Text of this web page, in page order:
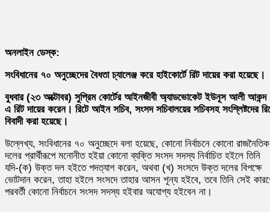
অনলাইন ডেস্ক:
সংবিধানের ৭০ অনুচ্ছেদের বৈধতা চ্যালেঞ্জ করে হাইকোর্টে রিট দায়ের করা হয়েছে।
বুধবার (২৩ অক্টোবর) সুপ্রিম কোর্টের আইনজীবী অ্যাডভোকেট ইউনূস আলী আকন্দ
এ রিট দায়ের করেন। রিটে আইন সচিব, সংসদ সচিবালয়ের সচিবসহ সংশ্লিষ্টদের
বিবাদী করা হয়েছে।
উল্লেখ্য, সংবিধানের ৭০ অনুচ্ছেদে বলা হয়েছে, কোনো নির্বাচনে কোনো রাজনৈতিক
দলের প্রার্থীরূপে মনোনীত হইয়া কোনো ব্যক্তি সংসদ সদস্য নির্বাচিত হইলে তিনি
যদি-(ক) উক্ত দল হইতে পদত্যাগ করেন, অথবা (খ) সংসদে উক্ত দলের বিপক্ষে
ভোটদান করেন, তাহা হইলে সংসদে তাহার আসন শূন্য হইবে, তবে তিনি সেই
পরবর্তী কোনো নির্বাচনে সংসদ সদস্য হইবার অযোগ্য হইবেন না।